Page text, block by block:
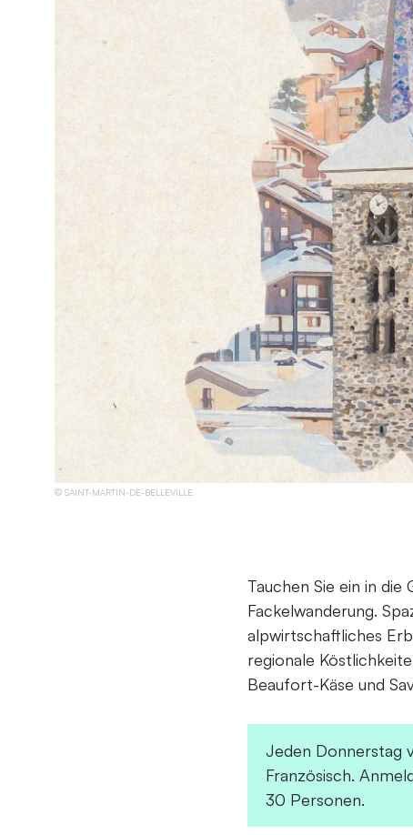
SAINT-MARTIN-DE-BELLEVILLE
Tauchen Sie ein in
Fackelwanderung.
alpwirtschaftliches
regionale
Beaufort-Käse und
Jeden Donnerstag
Französisch.
30 Personen.